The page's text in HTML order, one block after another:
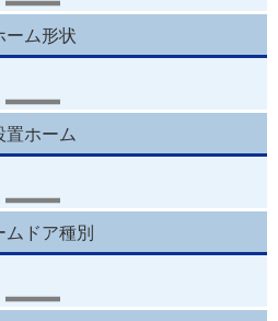
ーム形状
置ホーム
ムドア種別